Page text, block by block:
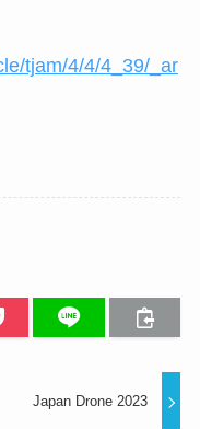
tjam/4/4/4_39/_ar
Japan Drone 2023